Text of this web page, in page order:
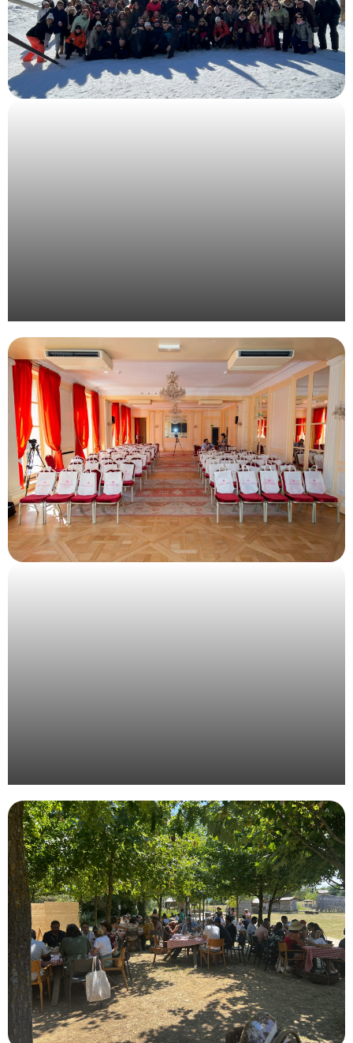
Organisation d’une convention d’entreprise à la
montagne
Organisation d’un évènement pour le laboratoire
Procare à Paris